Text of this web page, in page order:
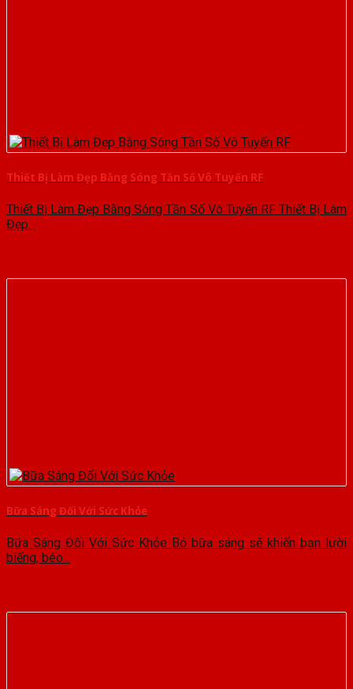
Thiết Bị Làm Đẹp Bằng Sóng Tần Số Vô Tuyến RF
Thiết Bị Làm Đẹp Bằng Sóng Tần Số Vô Tuyến RF Thiết Bị Làm
Đẹp...
Bữa Sáng Đối Với Sức Khỏe
Bữa Sáng Đối Với Sức Khỏe Bỏ bữa sáng sẽ khiến bạn lười
biếng, béo...